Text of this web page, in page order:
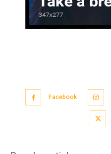
Facebook